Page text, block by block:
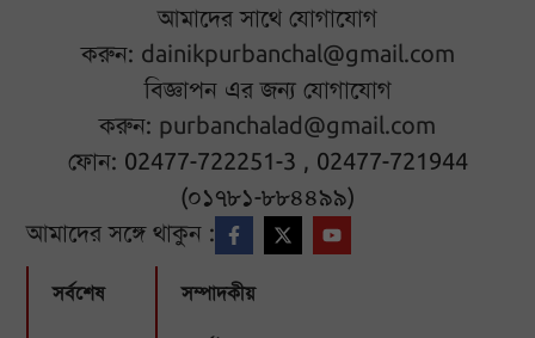
আমাদের সাথে যোগাযোগ
করুন: dainikpurbanchal@gmail.com
বিজ্ঞাপন এর জন্য যোগাযোগ
করুন: purbanchalad@gmail.com
ফোন: 02477-722251-3 , 02477-721944
(০১৭৮১-৮৮৪৪৯৯)
আমাদের সঙ্গে থাকুন :
সর্বশেষ সম্পাদকীয়